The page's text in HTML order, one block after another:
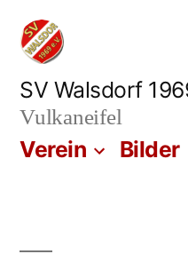
Zum
Inhalt
springen
SV Walsdorf
Vulkaneifel
Verein Bilder